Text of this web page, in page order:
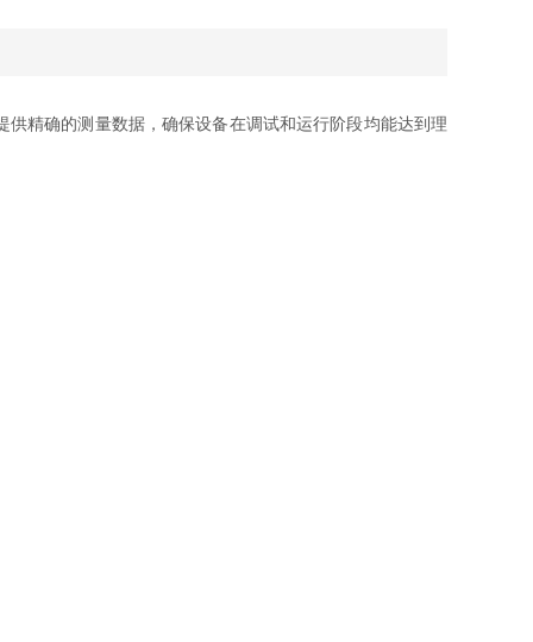
精确的测量数据，确保设备在调试和运行阶段均能达到理